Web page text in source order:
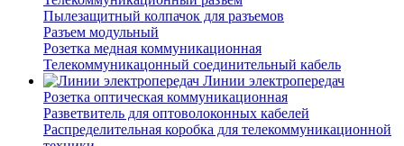
Пылезащитный колпачок для разъемов
Разъем модульный
Розетка медная коммуникационная
Телекоммуникацонный соединительный кабель
Линии электропередач
Розетка оптическая коммуникационная
Разветвитель для оптоволоконных кабелей
Распределительная коробка для телекоммуникационной